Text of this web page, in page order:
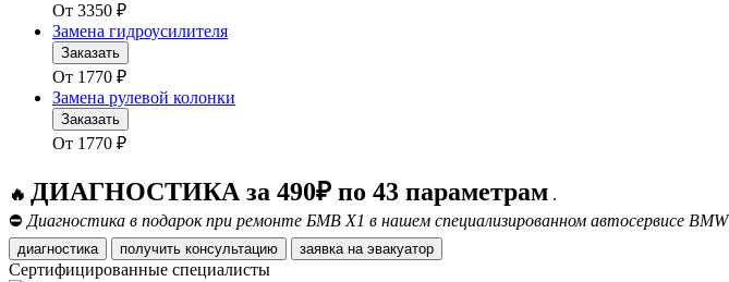
От 3350 ₽
Замена гидроусилителя
Заказать
От 1770 ₽
Замена рулевой колонки
Заказать
От 1770 ₽
🔥 ДИАГНОСТИКА за 490₽ по 43 параметрам .
⛔ Диагностика в подарок при ремонте БМВ Х1 в нашем специализированном автосервисе BMW
диагностика получить консультацию заявка на эвакуатор
Сертифицированные специалисты